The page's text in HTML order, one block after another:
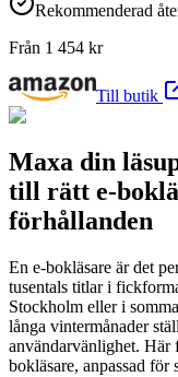
Rekommenderad
Från 1 454 kr
Till butik
Maxa din
till rätt e-
förhållanden
En e-bokläsare är det
tusentals titlar i
Stockholm eller i
långa vintermånader
användarvänlighet. Här
bokläsare, anpassad för